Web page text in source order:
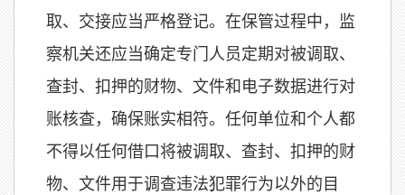
取、交接应当严格登记。在保管过程中，监
察机关还应当确定专门人员定期对被调取、
查封、扣押的财物、文件和电子数据进行对
账核查，确保账实相符。任何单位和个人都
不得以任何借口将被调取、查封、扣押的财
物、文件用于调查违法犯罪行为以外的目